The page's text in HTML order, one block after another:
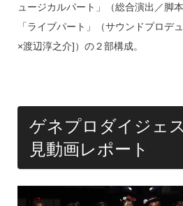
ュージカルパート」（総合演出／脚
「ライブパート」（サウンドプロデ
×渡辺淳之介]）の２部構成。
ゲネプロダイジェ
見動画レポート